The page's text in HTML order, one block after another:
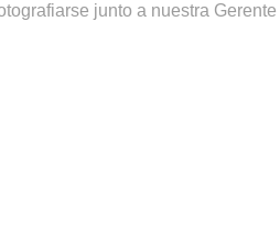
junto a nuestra